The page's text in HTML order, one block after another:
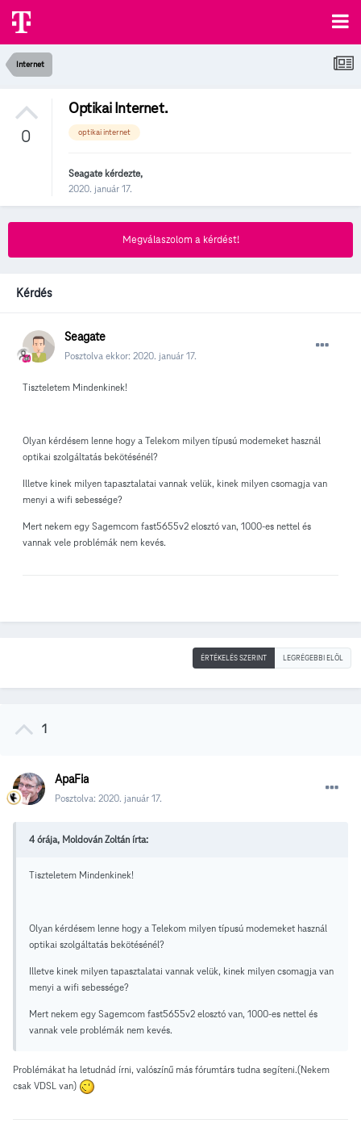
Internet
0
Optikai Internet.
optikai internet
Seagatekérdezte,
2020. január 17.
Megválaszolom a kérdést!
Kérdés
Seagate
Posztolva ekkor: 2020. január 17.
Tiszteletem Mindenkinek!
Olyan kérdésem lenne hogy a Telekom milyen típusú modemeket használ
optikai szolgáltatás bekötésénél?
Illetve kinek milyen tapasztalatai vannak velük, kinek milyen csomagja van
menyi a wifi sebessége?
Mert nekem egy Sagemcom fast5655v2 elosztó van, 1000-es nettel és
vannak vele problémák nem kevés.
ÉRTÉKELÉS SZERINT LEGRÉGEBBI ELÖL
1
ApaFia
Posztolva: 2020. január 17.
4 órája, Moldován Zoltán írta:
Tiszteletem Mindenkinek!
Olyan kérdésem lenne hogy a Telekom milyen típusú modemeket használ
optikai szolgáltatás bekötésénél?
Illetve kinek milyen tapasztalatai vannak velük, kinek milyen csomagja van
menyi a wifi sebessége?
Mert nekem egy Sagemcom fast5655v2 elosztó van, 1000-es nettel és
vannak vele problémák nem kevés.
Problémákat ha letudnád írni, valószínű más fórumtárs tudna segíteni.(Nekem
csak VDSL van)